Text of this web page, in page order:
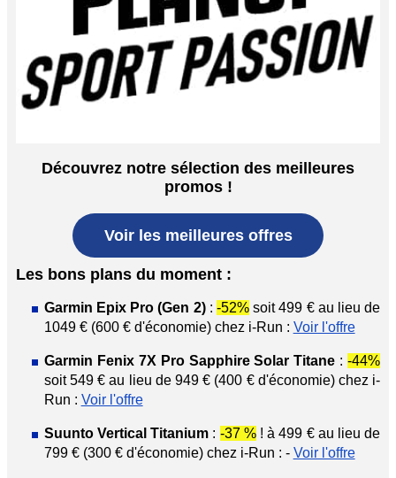
Découvrez notre sélection des meilleures
promos !
Voir les meilleures offres
Les bons plans du moment :
Garmin Epix Pro (Gen 2): -52% soit 499 € au lieu de
1049 € (600 € d'économie) chez i-Run : Voir l'offre
Garmin Fenix 7X Pro Sapphire Solar Titane :-44%
soit 549 € au lieu de 949 € (400 € d'économie) chez i-
Run : Voir l'offre
Suunto Vertical Titanium : -37 %! à 499 € au lieu de
799 € (300 € d'économie) chez i-Run : - Voir l'offre